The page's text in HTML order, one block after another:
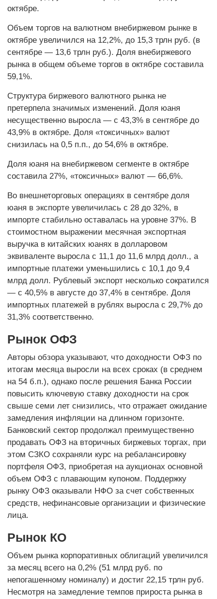
октябре.
Объем торгов на валютном внебиржевом рынке в
октябре увеличился на 12,2%, до 15,3 трлн руб. (в
сентябре — 13,6 трлн руб.). Доля внебиржевого
рынка в общем объеме торгов в октябре составила
59,1%.
Структура биржевого валютного рынка не
претерпела значимых изменений. Доля юаня
несущественно выросла — с 43,3% в сентябре до
43,9% в октябре. Доля «токсичных» валют
снизилась на 0,5 п.п., до 54,6% в октябре.
Доля юаня на внебиржевом сегменте в октябре
составила 27%, «токсичных» валют — 66,6%.
Во внешнеторговых операциях в сентябре доля
юаня в экспорте увеличилась с 28 до 32%, в
импорте стабильно оставалась на уровне 37%. В
стоимостном выражении месячная экспортная
выручка в китайских юанях в долларовом
эквиваленте выросла с 11,1 до 11,6 млрд долл., а
импортные платежи уменьшились с 10,1 до 9,4
млрд долл. Рублевый экспорт несколько сократился
— с 40,5% в августе до 37,4% в сентябре. Доля
импортных платежей в рублях выросла с 29,7% до
31,3% соответственно.
Рынок ОФЗ
Авторы обзора указывают, что доходности ОФЗ по
итогам месяца выросли на всех сроках (в среднем
на 54 б.п.), однако после решения Банка России
повысить ключевую ставку доходности на срок
свыше семи лет снизились, что отражает ожидание
замедления инфляции на длинном горизонте.
Банковский сектор продолжал преимущественно
продавать ОФЗ на вторичных биржевых торгах, при
этом СЗКО сохраняли курс на ребалансировку
портфеля ОФЗ, приобретая на аукционах основной
объем ОФЗ с плавающим купоном. Поддержку
рынку ОФЗ оказывали НФО за счет собственных
средств, нефинансовые организации и физические
лица.
Рынок КО
Объем рынка корпоративных облигаций увеличился
за месяц всего на 0,2% (51 млрд руб. по
непогашенному номиналу) и достиг 22,15 трлн руб.
Несмотря на замедление темпов прироста рынка в